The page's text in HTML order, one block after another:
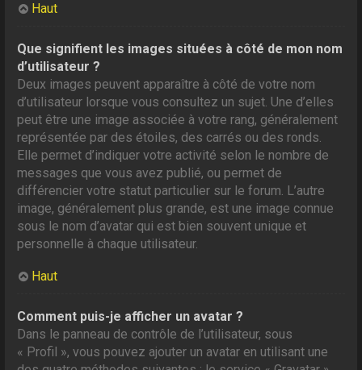
Haut
Que signifient les images situées à côté de mon nom
d’utilisateur ?
Deux images peuvent apparaître à côté de votre nom
d’utilisateur lorsque vous consultez un sujet. Une d’elles
peut être une image associée à votre rang, généralement
représentée par des étoiles, des carrés ou des ronds.
Elle permet d’indiquer votre activité selon le nombre de
messages que vous avez publié, ou permet de
différencier votre statut particulier sur le forum. L’autre
image, généralement plus grande, est une image connue
sous le nom d’avatar qui est bien souvent unique et
personnelle à chaque utilisateur.
Haut
Comment puis-je afficher un avatar ?
Dans le panneau de contrôle de l’utilisateur, sous
« Profil », vous pouvez ajouter un avatar en utilisant une